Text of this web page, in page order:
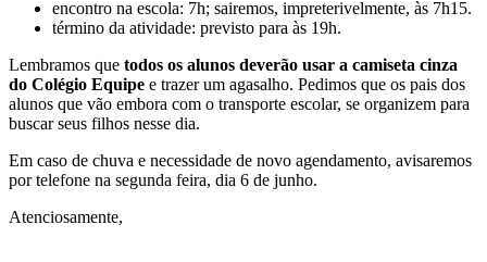
encontro na escola: 7h; sairemos, impreterivelmente, às 7h15.
término da atividade: previsto para às 19h.
Lembramos que todos os alunos deverão usar a camiseta cinza
do Colégio Equipe e trazer um agasalho. Pedimos que os pais dos
alunos que vão embora com o transporte escolar, se organizem para
buscar seus filhos nesse dia.
Em caso de chuva e necessidade de novo agendamento, avisaremos
por telefone na segunda feira, dia 6 de junho.
Atenciosamente,